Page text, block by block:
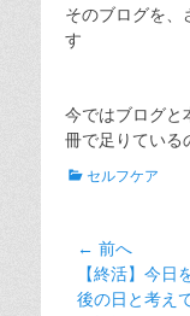
そのブログを
す
今ではブログと
冊で足りている
カ セルフケア
投
稿
← 前へ
前
の
【終活】今日
後の日と考え